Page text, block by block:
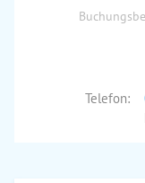
Telefon: